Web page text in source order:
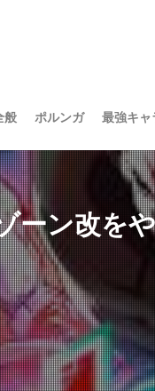
般 ポルンガ 最強キャ
ーン改を